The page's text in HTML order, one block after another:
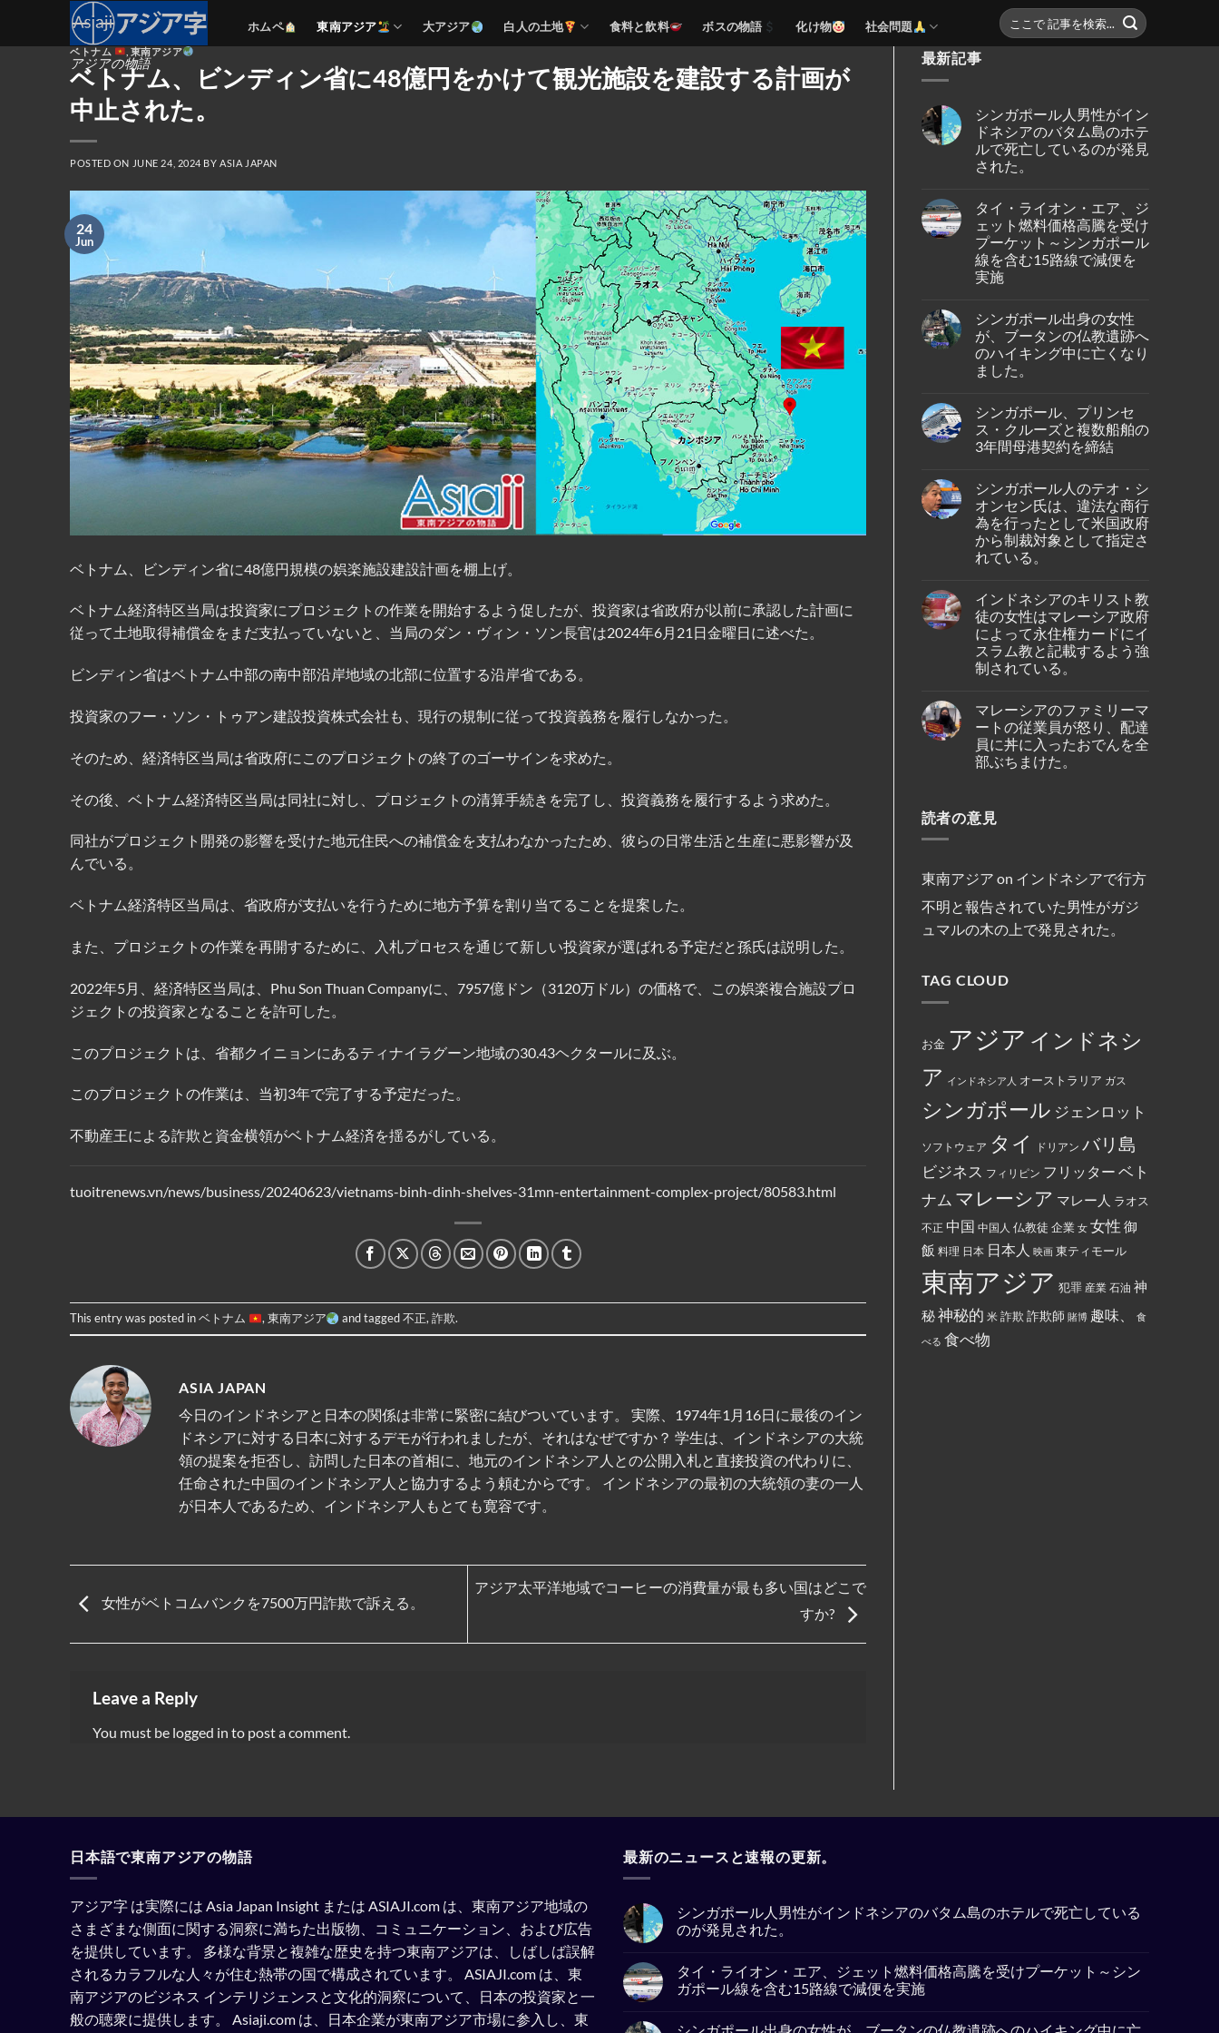
アジアの物語
ホムペ 東南アジア 大アジア 白人の土地 食料と飲料 ボスの物語 化け物 社会問題
ベトナム 東南アジア
ベトナム、ビンディン省に48億円をかけて観光施設を建設する計画が
中止された。
POSTED ON JUNE 24, 2024 BYASIA JAPAN
24
Jun
ベトナム、ビンディン省に48億円規模の娯楽施設建設計画を棚上げ。
ベトナム経済特区当局は投資家にプロジェクトの作業を開始するよう促したが、投資家は省政府が以前に承認した計画に
従って土地取得補償金をまだ支払っていないと、当局のダン・ヴィン・ソン長官は2024年6月21日金曜日に述べた。
ビンディン省はベトナム中部の南中部沿岸地域の北部に位置する沿岸省である。
投資家のフー・ソン・トゥアン建設投資株式会社も、現行の規制に従って投資義務を履行しなかった。
そのため、経済特区当局は省政府にこのプロジェクトの終了のゴーサインを求めた。
その後、ベトナム経済特区当局は同社に対し、プロジェクトの清算手続きを完了し、投資義務を履行するよう求めた。
同社がプロジェクト開発の影響を受けた地元住民への補償金を支払わなかったため、彼らの日常生活と生産に悪影響が及
んでいる。
ベトナム経済特区当局は、省政府が支払いを行うために地方予算を割り当てることを提案した。
また、プロジェクトの作業を再開するために、入札プロセスを通じて新しい投資家が選ばれる予定だと孫氏は説明した。
2022年5月、経済特区当局は、Phu Son Thuan Companyに、7957億ドン（3120万ドル）の価格で、この娯楽複合施設プロ
ジェクトの投資家となることを許可した。
このプロジェクトは、省都クイニョンにあるティナイラグーン地域の30.43ヘクタールに及ぶ。
このプロジェクトの作業は、当初3年で完了する予定だった。
不動産王による詐欺と資金横領がベトナム経済を揺るがしている。
tuoitrenews.vn/news/business/20240623/vietnams-binh-dinh-shelves-31mn-entertainment-complex-project/80583.html
This entry was posted inベトナム ,東南アジア and tagged不正,詐欺.
ASIA JAPAN
今日のインドネシアと日本の関係は非常に緊密に結びついています。 実際、1974年1月16日に最後のイン
ドネシアに対する日本に対するデモが行われましたが、それはなぜですか？ 学生は、インドネシアの大統
領の提案を拒否し、訪問した日本の首相に、地元のインドネシア人との公開入札と直接投資の代わりに、
任命された中国のインドネシア人と協力するよう頼むからです。 インドネシアの最初の大統領の妻の一人
が日本人であるため、インドネシア人もとても寛容です。
女性がベトコムバンクを7500万円詐欺で訴える。
アジア太平洋地域でコーヒーの消費量が最も多い国はどこで
すか?
Leave a Reply
You must be logged in to post a comment.
最新記事
シンガポール人男性がイン
ドネシアのバタム島のホテ
ルで死亡しているのが発見
された。
on
シ
ン
ガ
ポ
ー
ル
性
が
イ
ン
ド
ネ
の
バ
タ
ム
島
テ
ル
で
死
亡
し
て
の
が
発
見
さ
れ
た。
タイ・ライオン・エア、ジ
ェット燃料価格高騰を受け
プーケット～シンガポール
線を含む15路線で減便を
実施
on
タ
イ・
ラ
イ
オ
ア、
ジ
ェ
ッ
料
価
格
高
騰
を
受
け
ケ
ッ
ト
～
シ
ン
ガ
ル
線
を
含
む
15
減
便
シンガポール出身の女性
が、ブータンの仏教遺跡へ
のハイキング中に亡くなり
ました。
on
シ
ン
ガ
ル
出
身
の
女
性
が、
ブ
ン
の
仏
教
遺
跡
へ
イ
キ
ン
グ
中
に
り
ま
シンガポール、プリンセ
ス・クルーズと複数船舶の
3年間母港契約を締結
on
シ
ン
ガ
ポ
ー
ル、
セ
ス・
ク
ル
ー
ズ
と
船
3
年
間
約
を
シンガポール人のテオ・シ
オンセン氏は、違法な商行
為を行ったとして米国政府
から制裁対象として指定さ
れている。
on
シ
ン
ガ
ポ
ー
ル
テ
オ・
シ
オ
ン
セ
違
法
を
っ
た
と
国
政
制
裁
と
て
指
さ
れ
い
インドネシアのキリスト教
徒の女性はマレーシア政府
によって永住権カードにイ
スラム教と記載するよう強
制されている。
on
ド
ネ
シ
リ
ス
の
女
は
レ
政
て
永
カ
ド
に
ス
ム
教
と
記
す
よ
強
制
れ
て
い
る。
マレーシアのファミリーマ
ートの従業員が怒り、配達
員に丼に入ったおでんを全
部ぶちまけた。
マ
レ
の
フ
ミ
ー
の
怒
り、
員
丼
に
っ
お
で
ん
を
部
ち
け
た。
読者の意見
東南アジア on インドネシアで行方
不明と報告されていた男性がガジ
ュマルの木の上で発見された。
TAG CLOUD
お金 アジア インドネシ
ア インドネシア人 オーストラリア ガス
シンガポール ジェンロット
ソフトウェア タイ ドリアン バリ島
ビジネス フィリピン フリッター ベト
ナム マレーシア マレー人 ラオス
不正 中国 中国人 仏教徒 企業 女 女性 御
飯 料理 日本 日本人 映画 東ティモール
東南アジア 犯罪 産業 石油 神
秘神秘的 米 詐欺 詐欺師 賭博 趣味、 食
べる 食べ物
日本語で東南アジアの物語
アジア字 は実際には Asia Japan Insight または ASIAJI.com は、東南アジア地域の
さまざまな側面に関する洞察に満ちた出版物、コミュニケーション、および広告
を提供しています。
多様な背景と複雑な歴史を持つ東南アジアは、しばしば誤解
されるカラフルな人々が住む熱帯の国で構成されています。
ASIAJI.com は、東
南アジアのビジネス インテリジェンスと文化的洞察について、日本の投資家と一
般の聴衆に提供します。
Asiaji.com は、日本企業が東南アジア市場に参入し、東
最新のニュースと速報の更新。
シンガポール人男性がインドネシアのバタム島のホテルで死亡している
のが発見された。
on
シ
ン
ー
タイ・ライオン・エア、ジェット燃料価格高騰を受けプーケット～シン
ガポール線を含む15路線で減便を実施
on